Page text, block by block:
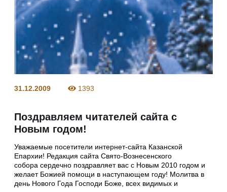
31.12.2009 1393
Поздравляем читателей сайта с
Новым годом!
Уважаемые посетители интернет-сайта Казанской
Епархии! Редакция сайта Свято-Вознесенского
собора сердечно поздравляет вас с Новым 2010 годом и
желает Божией помощи в наступающем году! Молитва в
день Нового Года Господи Боже, всех видимых и